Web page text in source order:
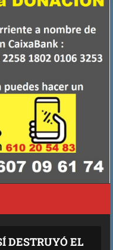
DESTRUYÓ EL